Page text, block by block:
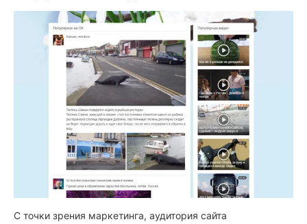
С точки зрения маркетинга, аудитория сайта